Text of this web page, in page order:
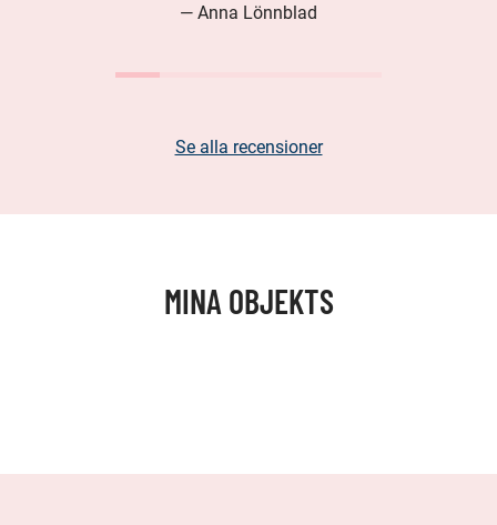
— Anna Lönnblad
Se alla recensioner
MINA OBJEKTS